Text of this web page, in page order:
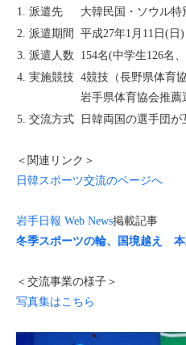
1. 派遣先
大韓民国・ソウル特
2. 派遣期間
平成27年1月11日(日
3. 派遣人数
154名(中学生126名
4. 実施競技 4競技（長野県体育
岩手県体育協会推
5. 交流方式
日韓両国の選手団
＜関連リンク＞
日韓スポーツ交流のページへ
岩手日報 Web News掲載記事
冬季スポーツの輪、国境越え 本
＜交流事業の様子＞
写真集はこちら